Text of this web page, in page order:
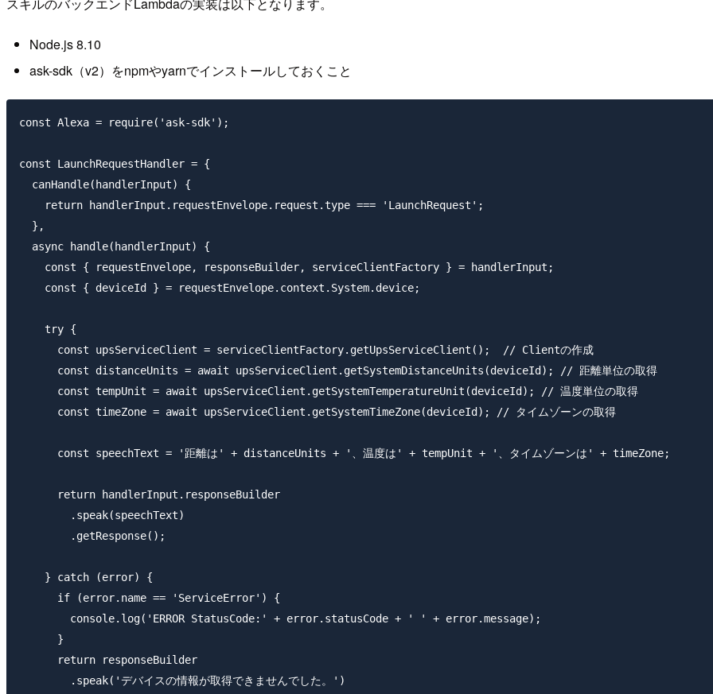
Node.js 8.10
ask-sdk（v2）をnpmやyarnでインストールしておくこと
const Alexa = require('ask-sdk');
const LaunchRequestHandler = {
  canHandle(handlerInput) {
    return handlerInput.requestEnvelope.request.type === 'LaunchRequest';
  },
  async handle(handlerInput) {
    const { requestEnvelope, responseBuilder, serviceClientFactory } = handlerInput;
    const { deviceId } = requestEnvelope.context.System.device;
    try {
      const upsServiceClient = serviceClientFactory.getUpsServiceClient();  // Clientの作成
      const distanceUnits = await upsServiceClient.getSystemDistanceUnits(deviceId); // 距離単位の取得
      const tempUnit = await upsServiceClient.getSystemTemperatureUnit(deviceId); // 温度単位の取得
      const timeZone = await upsServiceClient.getSystemTimeZone(deviceId); // タイムゾーンの取得
      const speechText = '距離は' + distanceUnits + '、温度は' + tempUnit + '、タイムゾーンは' + timeZone;
      return handlerInput.responseBuilder
        .speak(speechText)
        .getResponse();
    } catch (error) {
      if (error.name == 'ServiceError') {
        console.log('ERROR StatusCode:' + error.statusCode + ' ' + error.message);
      }
      return responseBuilder
        .speak('デバイスの情報が取得できませんでした。')